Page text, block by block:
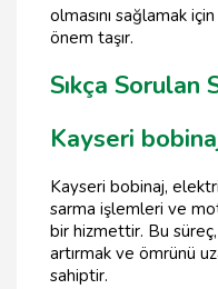
olmasını sağlamak
önem taşır.
Sıkça Sorulan
Kayseri
Kayseri bobinaj,
sarma işlemleri ve
bir hizmettir. Bu
artırmak ve ömrünü
sahiptir.